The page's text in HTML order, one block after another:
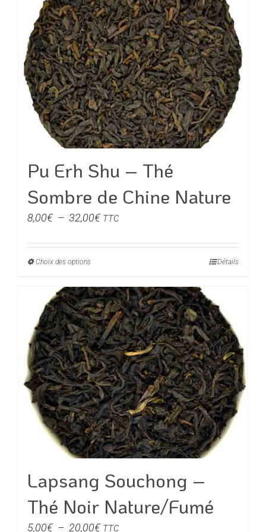
Pu Erh Shu – Thé
Sombre de Chine Nature
8,00€ – 32,00€Plage
prix :
32,00€
TTC
Choix des optionsCe
a
plusieurs
variations.
Les
options
peuvent
être
choisies
sur
la
page
produit
Détails
Lapsang Souchong –
Thé Noir Nature/Fumé
5,00€ – 20,00€Plage
TTC